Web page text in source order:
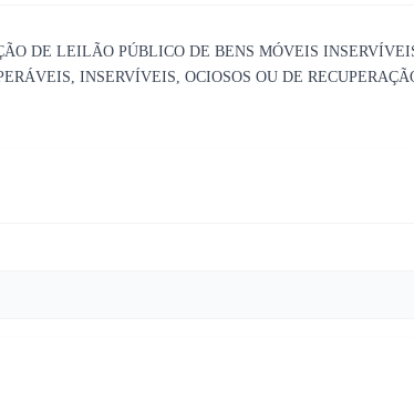
DE LEILÃO PÚBLICO DE BENS MÓVEIS
INSERVÍVEIS, OCIOSOS OU DE